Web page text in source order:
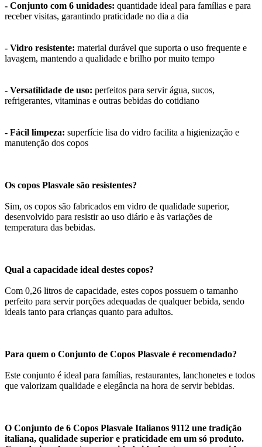
- Conjunto com 6 unidades: quantidade ideal para famílias e para
receber visitas, garantindo praticidade no dia a dia
- Vidro resistente: material durável que suporta o uso frequente e
lavagem, mantendo a qualidade e brilho por muito tempo
- Versatilidade de uso: perfeitos para servir água, sucos,
refrigerantes, vitaminas e outras bebidas do cotidiano
- Fácil limpeza: superfície lisa do vidro facilita a higienização e
manutenção dos copos
Os copos Plasvale são resistentes?
Sim, os copos são fabricados em vidro de qualidade superior,
desenvolvido para resistir ao uso diário e às variações de
temperatura das bebidas.
Qual a capacidade ideal destes copos?
Com 0,26 litros de capacidade, estes copos possuem o tamanho
perfeito para servir porções adequadas de qualquer bebida, sendo
ideais tanto para crianças quanto para adultos.
Para quem o Conjunto de Copos Plasvale é recomendado?
Este conjunto é ideal para famílias, restaurantes, lanchonetes e todos
que valorizam qualidade e elegância na hora de servir bebidas.
O Conjunto de 6 Copos Plasvale Italianos 9112 une tradição
italiana, qualidade superior e praticidade em um só produto.